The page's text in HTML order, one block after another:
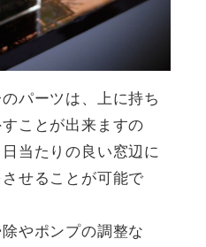
パーツは、上に持ち
ことが出来ますの
当たりの良い窓辺に
せることが可能で
やポンプの調整な